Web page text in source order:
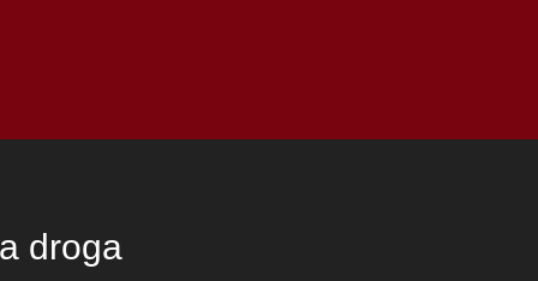
droga